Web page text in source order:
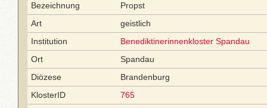
Bezeichnung
Propst
Art
geistlich
Institution
Benediktinerinnenkloster Spandau
Ort
Spandau
Diözese
Brandenburg
KlosterID
765